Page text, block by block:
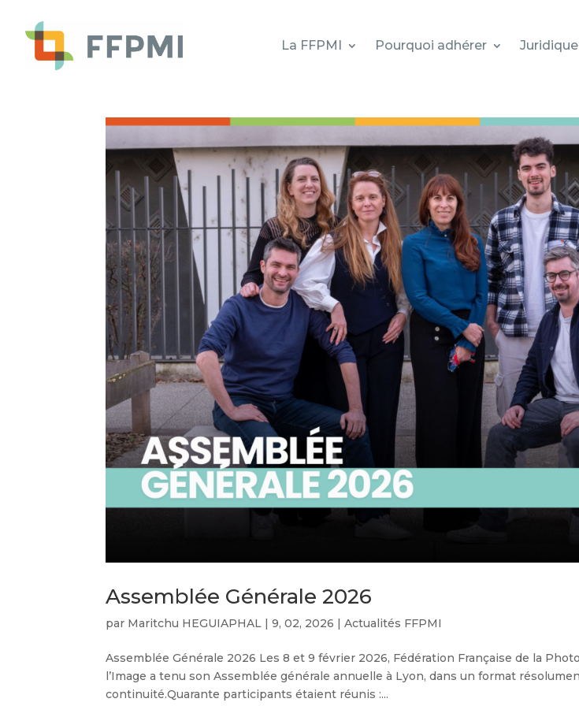
La FFPMI Pourquoi adhérer Juridique
Assemblée Générale 2026
par Maritchu HEGUIAPHAL |9, 02, 2026 |Actualités FFPMI
Assemblée Générale 2026 Les 8 et 9 février 2026, Fédération Française de la
l’Image a tenu son Assemblée générale annuelle à Lyon, dans un format
continuité.Quarante participants étaient réunis :...